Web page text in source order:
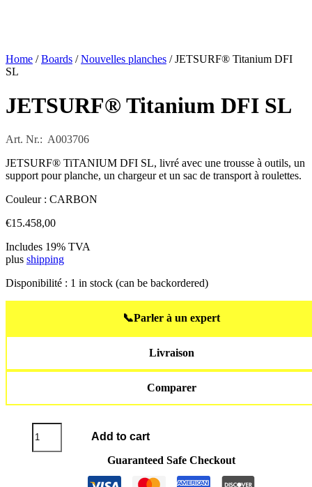
Home /Boards /Nouvelles planches / JETSURF® Titanium DFI
SL
JETSURF® Titanium DFI SL
Art. Nr.: A003706
JETSURF® TiTANIUM DFI SL, livré avec une trousse à outils, un
support pour planche, un chargeur et un sac de transport à roulettes.
Couleur : CARBON
€15.458,00
Includes 19% TVA
plus shipping
Disponibilité : 1 in stock (can be backordered)
📞Parler à un expert
Livraison
Comparer
JETSURF®
Titanium
Add to cart
Guaranteed Safe Checkout